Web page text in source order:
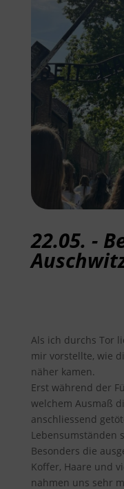
22.05. -
Als ich durchs Tor
mir vorstellte, wie
näher kamen.
Erst während der
welchem Ausmaß
anschliessend
Lebensumständen
Besonders die
Koffer, Haare und
nahmen uns sehr